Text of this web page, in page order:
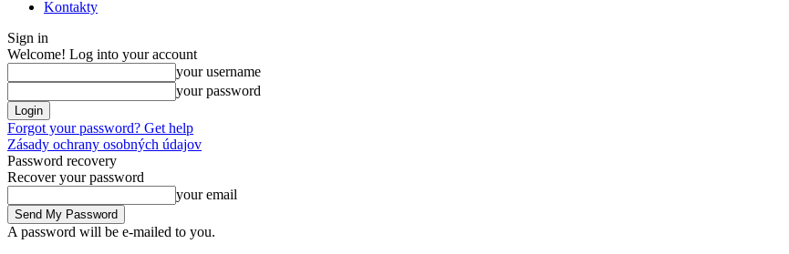
Kontakty
Sign in
Welcome! Log into your account
your username
your password
Forgot your password? Get help
Zásady ochrany osobných údajov
Password recovery
Recover your password
your email
A password will be e-mailed to you.